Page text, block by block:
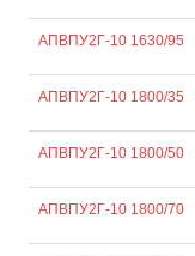
АПВПУ2Г-10 1630/95
АПВПУ2Г-10 1800/35
АПВПУ2Г-10 1800/50
АПВПУ2Г-10 1800/70